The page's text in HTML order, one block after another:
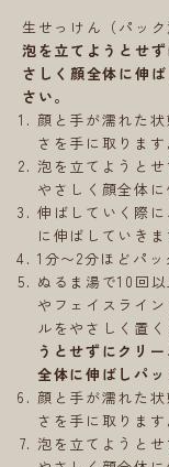
生せっけん（パック
泡を立てようとせ
さしく顔全体に伸
さい。
顔と手が濡れた
さを手に取ります
泡を立てようと
やさしく顔全体に
伸ばしていく際
に伸ばしていきま
1分〜2分ほどパ
ぬるま湯で10回
やフェイスライ
ルをやさしく置
うとせずにクリ
全体に伸ばしパ
顔と手が濡れた
さを手に取ります
泡を立てようと